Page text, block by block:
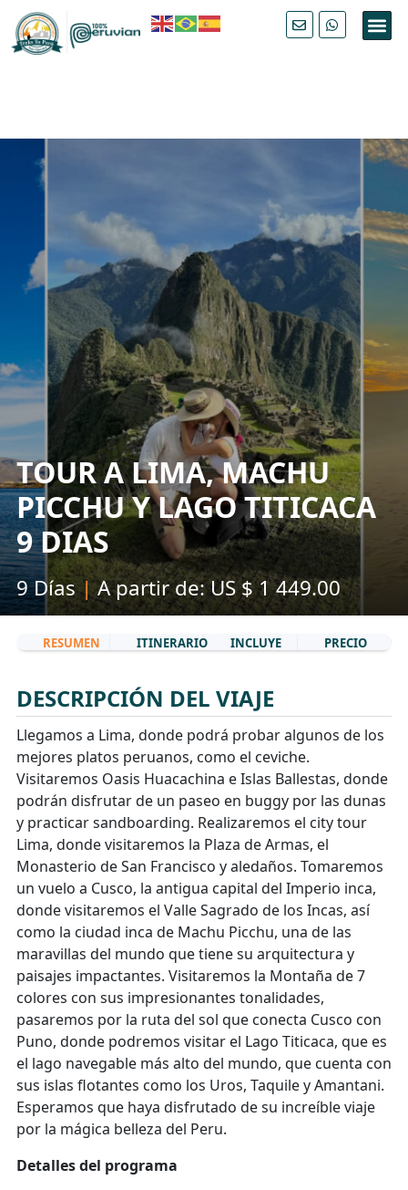
TOUR A LIMA, MACHU
PICCHU Y LAGO TITICACA
9 DIAS
9 Días|A partir de: US $ 1 449.00
RESUMEN ITINERARIO INCLUYE PRECIO
DESCRIPCIÓN DEL VIAJE
Llegamos a Lima, donde podrá probar algunos de los
mejores platos peruanos, como el ceviche.
Visitaremos Oasis Huacachina e Islas Ballestas, donde
podrán disfrutar de un paseo en buggy por las dunas
y practicar sandboarding. Realizaremos el city tour
Lima, donde visitaremos la Plaza de Armas, el
Monasterio de San Francisco y aledaños. Tomaremos
un vuelo a Cusco, la antigua capital del Imperio inca,
donde visitaremos el Valle Sagrado de los Incas, así
como la ciudad inca de Machu Picchu, una de las
maravillas del mundo que tiene su arquitectura y
paisajes impactantes. Visitaremos la Montaña de 7
colores con sus impresionantes tonalidades,
pasaremos por la ruta del sol que conecta Cusco con
Puno, donde podremos visitar el Lago Titicaca, que es
el lago navegable más alto del mundo, que cuenta con
sus islas flotantes como los Uros, Taquile y Amantani.
Esperamos que haya disfrutado de su increíble viaje
por la mágica belleza del Peru.
Detalles del programa